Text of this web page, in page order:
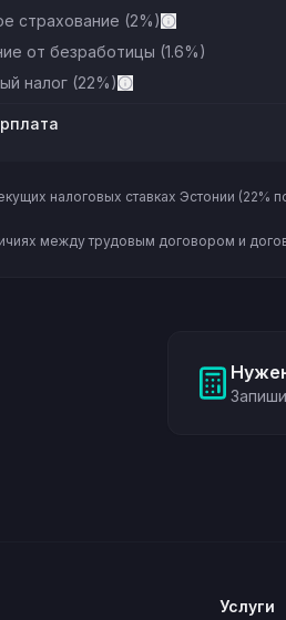
страхование (2%)
от безработицы (1.6%)
налог (22%)
налоговых ставках Эстонии
между трудовым договором и
Услуги